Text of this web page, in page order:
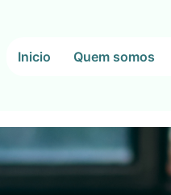
Inicio Quem somos